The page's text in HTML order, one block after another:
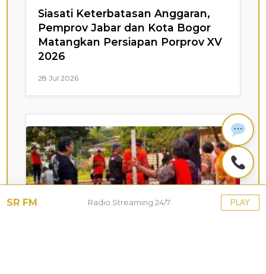
Siasati Keterbatasan Anggaran,
Pemprov Jabar dan Kota Bogor
Matangkan Persiapan Porprov XV
2026
28 Jul 2026
SR FM Radio Streaming 24/7 PLAY